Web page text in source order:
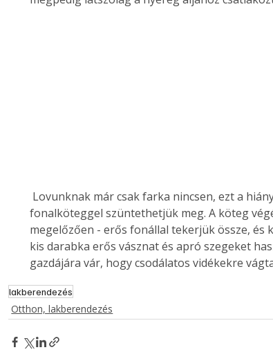
nyaralás, pihenés alatt is
fonalköteggel szüntethetjük meg. A köteg
megelőzően - erős fonállal tekerjük össze, és
kis darabka erős vásznat és apró szegeket
gazdájára vár, hogy csodálatos vidékekre
lakberendezés
Otthon, lakberendezés